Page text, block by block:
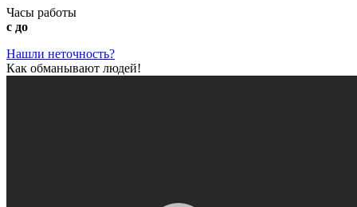
Часы работы
с до
Нашли неточность?
Как обманывают людей!